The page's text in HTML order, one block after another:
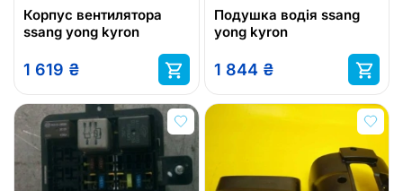
Корпус вентилятора
ssang yong kyron
1 619 ₴
Подушка водія ssang
yong kyron
1 844 ₴